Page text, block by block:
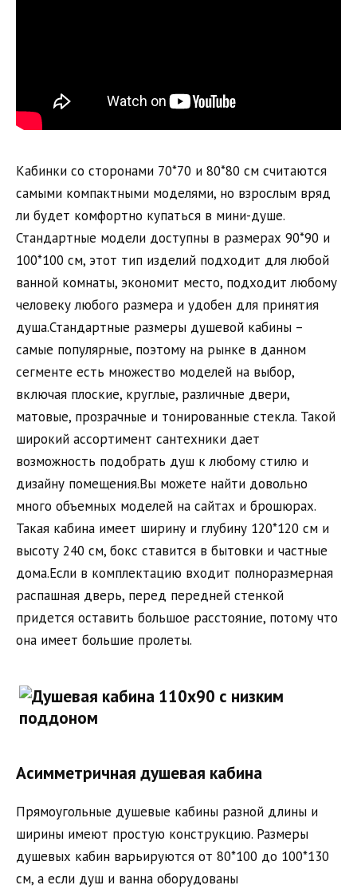
Кабинки со сторонами 70*70 и 80*80 см считаются
самыми компактными моделями, но взрослым вряд
ли будет комфортно купаться в мини-душе.
Стандартные модели доступны в размерах 90*90 и
100*100 см, этот тип изделий подходит для любой
ванной комнаты, экономит место, подходит любому
человеку любого размера и удобен для принятия
душа.Стандартные размеры душевой кабины –
самые популярные, поэтому на рынке в данном
сегменте есть множество моделей на выбор,
включая плоские, круглые, различные двери,
матовые, прозрачные и тонированные стекла. Такой
широкий ассортимент сантехники дает
возможность подобрать душ к любому стилю и
дизайну помещения.Вы можете найти довольно
много объемных моделей на сайтах и брошюрах.
Такая кабина имеет ширину и глубину 120*120 см и
высоту 240 см, бокс ставится в бытовки и частные
дома.Если в комплектацию входит полноразмерная
распашная дверь, перед передней стенкой
придется оставить большое расстояние, потому что
она имеет большие пролеты.
Асимметричная душевая кабина
Прямоугольные душевые кабины разной длины и
ширины имеют простую конструкцию. Размеры
душевых кабин варьируются от 80*100 до 100*130
см, а если душ и ванна оборудованы